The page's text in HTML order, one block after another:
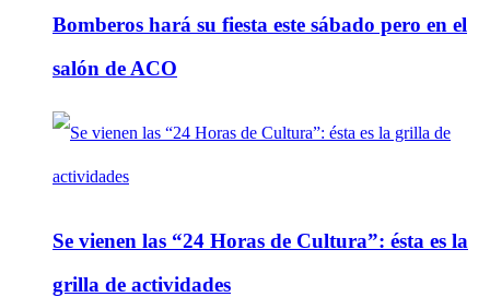
Bomberos hará su fiesta este sábado pero en el
salón de ACO
Se vienen las “24 Horas de Cultura”: ésta es la
grilla de actividades